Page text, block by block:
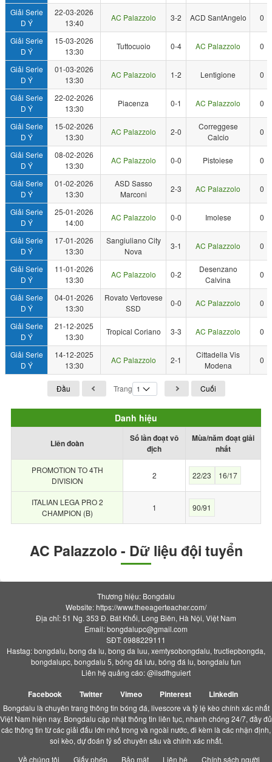
Giải Serie
D Ý
22-03-2026
13:40
AC Palazzolo 3-2 ACD SantAngelo 0
Giải Serie
D Ý
15-03-2026
13:30
Tuttocuoio 0-4 AC Palazzolo 0
Giải Serie
D Ý
01-03-2026
13:30
AC Palazzolo 1-2 Lentigione 0
Giải Serie
D Ý
22-02-2026
13:30
Piacenza 0-1 AC Palazzolo 0
Giải Serie
D Ý
15-02-2026
13:30
AC Palazzolo 2-0
Correggese
Calcio
0
Giải Serie
D Ý
08-02-2026
13:30
AC Palazzolo 0-0 Pistoiese 0
Giải Serie
D Ý
01-02-2026
13:30
ASD Sasso
Marconi
2-3 AC Palazzolo 0
Giải Serie
D Ý
25-01-2026
14:00
AC Palazzolo 0-0 Imolese 0
Giải Serie
D Ý
17-01-2026
13:30
Sangiuliano City
Nova
3-1 AC Palazzolo 0
Giải Serie
D Ý
11-01-2026
13:30
AC Palazzolo 0-2
Desenzano
Calvina
0
Giải Serie
D Ý
04-01-2026
13:30
Rovato Vertovese
SSD
0-0 AC Palazzolo 0
Giải Serie
D Ý
21-12-2025
13:30
Tropical Coriano 3-3 AC Palazzolo 0
Giải Serie
D Ý
14-12-2025
13:30
AC Palazzolo 2-1
Cittadella Vis
Modena
0
Đầu Trang Cuối
Danh hiệu
Liên đoàn
Số lần đoạt vô
địch
Mùa/năm đoạt giải
nhất
PROMOTION TO 4TH
DIVISION
2 22/23 16/17
ITALIAN LEGA PRO 2
CHAMPION (B)
1 90/91
AC Palazzolo - Dữ liệu đội tuyển
Thương hiệu: Bongdalu
Website: https://www.theeagerteacher.com/
Địa chỉ: 51 Ng. 353 Đ. Bát Khối, Long Biên, Hà Nội, Việt Nam
Email:bongdalupc@gmail.com
SĐT: 0988229111
Hastag: bongdalu, bong da lu, bong da luu, xemtysobongdalu, tructiepbongda,
bongdalupc, bongdalu 5, bóng đá lưu, bóng đá lu, bongdalu fun
Liên hệ quảng cáo: @ilsdfhguiert
Facebook Twitter Vimeo Pinterest Linkedin
Bongdalu là chuyên trang thông tin bóng đá, livescore và tỷ lệ kèo chính xác nhất
Việt Nam hiện nay. Bongdalu cập nhật thông tin liên tục, nhanh chóng 24/7, đầy đủ
các thông tin từ các giải đấu lớn nhỏ trong và ngoài nước, đi kèm là các nhận định,
soi kèo, dự đoán tỷ số chuyên sâu và chính xác nhất.
Về chúng tôi
Giấy phép Bảo mật Liên hệ Chính sách người